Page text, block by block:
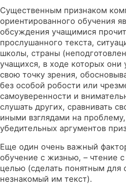
Существенным признаком
ориентированного обучения
обсуждения учащимися
прослушанного текста,
школы, страны
учащихся, в ходе которых они
свою точку зрения,
без особой робости или
самоуверенности и
слушать других, сравнивать
иными взглядами на
убедительных аргументов
Еще один очень важный
обучение с жизнью, – чтение
целью (сделать понятным для
незнакомый им текст).